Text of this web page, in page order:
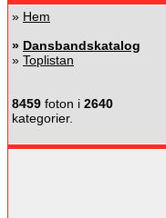
» Hem
» Dansbandskatalog
» Toplistan
8459 foton i 2640
kategorier.